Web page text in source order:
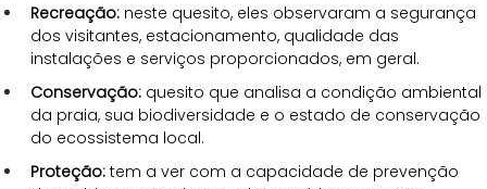
Recreação: neste quesito, eles observaram a segurança
dos visitantes, estacionamento, qualidade das
instalações e serviços proporcionados, em geral.
Conservação: quesito que analisa a condição ambiental
da praia, sua biodiversidade e o estado de conservação
do ecossistema local.
Proteção: tem a ver com a capacidade de prevenção